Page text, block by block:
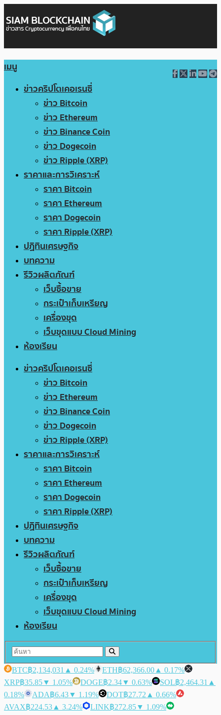
เมนู
ข่าวคริปโตเคอเรนซี่
ข่าว Bitcoin
ข่าว Ethereum
ข่าว Binance Coin
ข่าว Dogecoin
ข่าว Ripple (XRP)
ราคาและการวิเคราะห์
ราคา Bitcoin
ราคา Ethereum
ราคา Dogecoin
ราคา Ripple (XRP)
ปฏิทินเศรษฐกิจ
บทความ
รีวิวผลิตภัณฑ์
เว็บซื้อขาย
กระเป๋าเก็บเหรียญ
เครื่องขุด
เว็บขุดแบบ Cloud Mining
ห้องเรียน
ข่าวคริปโตเคอเรนซี่
ข่าว Bitcoin
ข่าว Ethereum
ข่าว Binance Coin
ข่าว Dogecoin
ข่าว Ripple (XRP)
ราคาและการวิเคราะห์
ราคา Bitcoin
ราคา Ethereum
ราคา Dogecoin
ราคา Ripple (XRP)
ปฏิทินเศรษฐกิจ
บทความ
รีวิวผลิตภัณฑ์
เว็บซื้อขาย
กระเป๋าเก็บเหรียญ
เครื่องขุด
เว็บขุดแบบ Cloud Mining
ห้องเรียน
BTC฿2,134,031 ▲ 0.24% ETH฿62,366.00 ▲ 0.17%
XRP฿35.85▼ 1.05% DOGE฿2.34▼ 0.63% SOL฿2,464.31 ▲
0.18%
ADA฿6.43▼ 1.19% DOT฿27.72 ▲ 0.66%
AVAX฿224.53 ▲ 3.24% LINK฿272.85▼ 1.09%